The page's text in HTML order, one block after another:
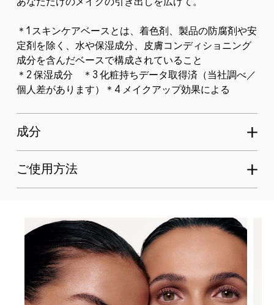
＊1 スキンケアベースとは、着色剤、製品の防腐剤や安
定剤を除く、水や保湿成分、皮膚コンディショニング
成分を含んだベースで構成されていること
＊2 保湿成分 ＊3 化粧持ちデータ取得済（当社調べ／
個人差があります）＊4 メイクアップ効果による
成分
ご使用方法